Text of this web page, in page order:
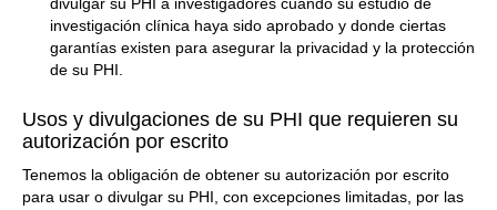
investigación clínica haya sido aprobado y donde ciertas
garantías existen para asegurar la privacidad y la protección
de su PHI.
Usos y divulgaciones de su PHI que requieren su
autorización por escrito
Tenemos la obligación de obtener su autorización por escrito
para usar o divulgar su PHI, con excepciones limitadas, por las